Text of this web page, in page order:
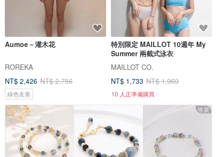
Aumoe－灌木花
ROREKA
NT$ 2,426 NT$ 2,756
綠色友善
特別限定 MAILLOT 10週年 My
Summer 兩截式泳衣
MAILLOT CO.
NT$ 1,733 NT$ 1,969
10 人正準備購買
推廣